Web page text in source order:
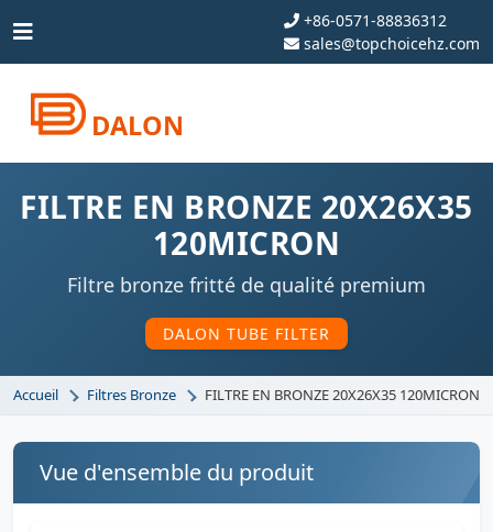
+86-0571-88836312
sales@topchoicehz.com
DALON
FILTRE EN BRONZE 20X26X35
120MICRON
Filtre bronze fritté de qualité premium
DALON TUBE FILTER
Accueil Filtres Bronze FILTRE EN BRONZE 20X26X35 120MICRON
Vue d'ensemble du produit